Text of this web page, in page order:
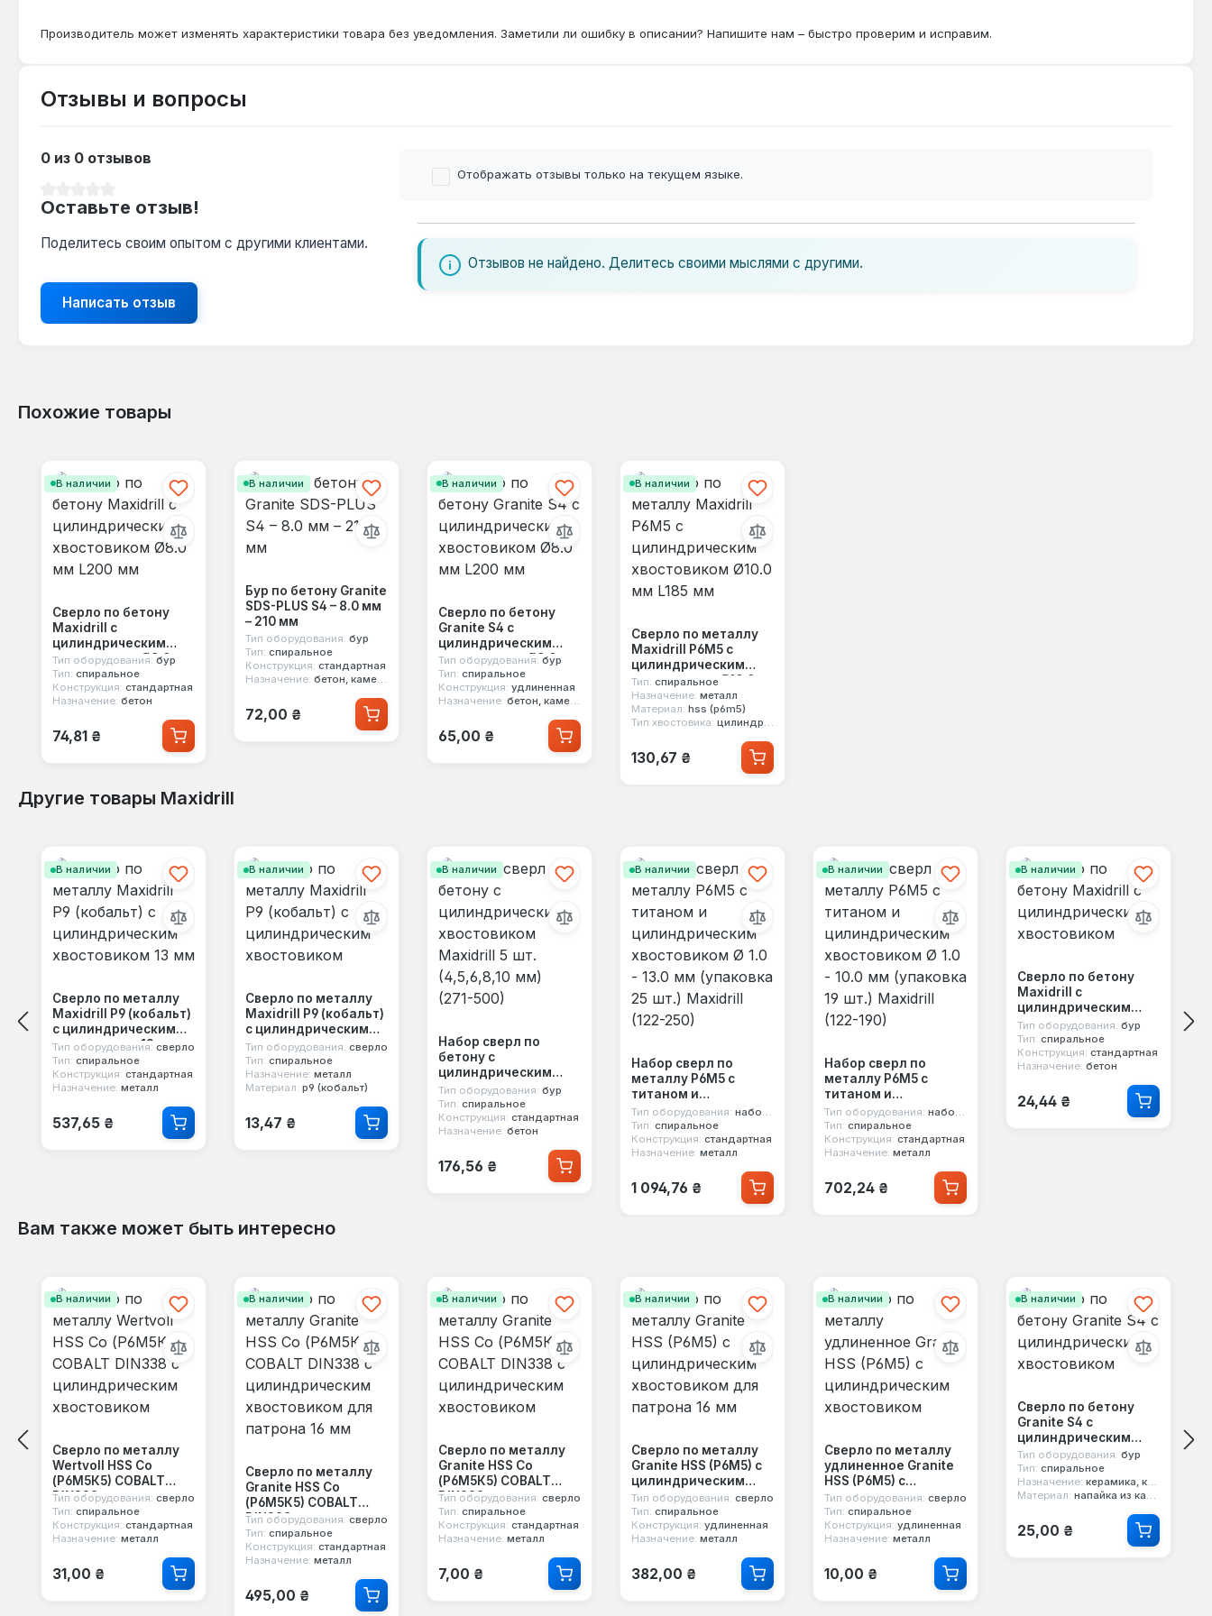
Производитель может изменять характеристики товара без уведомления. Заметили ли ошибку в описании? Напишите нам – быстро проверим и исправим.
Отзывы и вопросы
0 из 0 отзывов
Оставьте отзыв!
Поделитесь своим опытом с другими клиентами.
Написать отзыв
Отображать отзывы только на текущем языке.
Отзывов не найдено. Делитесь своими мыслями с другими.
Похожие товары
В наличии
Сверло по бетону
Maxidrill с
цилиндрическим
хвостовиком Ø8.0 мм
L200 мм
Тип оборудования: бур
Тип: спиральное
Конструкция: стандартная
Назначение: бетон
Обычная цена:
74,81 ₴
В наличии
Бур по бетону Granite
SDS-PLUS S4 – 8.0 мм
– 210 мм
Тип оборудования: бур
Тип: спиральное
Конструкция: стандартная
Назначение: бетон, камень, клинкер, керамика, гранит, мрамор, керамогранит, каменная кладка
Обычная цена:
72,00 ₴
В наличии
Сверло по бетону
Granite S4 с
цилиндрическим
хвостовиком Ø8.0 мм
L200 мм
Тип оборудования: бур
Тип: спиральное
Конструкция: удлиненная
Назначение: бетон, камень, клинкер, керамика, гранит, мрамор, керамогранит, каменная кладка
Обычная цена:
65,00 ₴
В наличии
Сверло по металлу
Maxidrill Р6М5 с
цилиндрическим
хвостовиком Ø10.0
мм L185 мм
Тип: спиральное
Назначение: металл
Материал: hss (p6m5)
Тип хвостовика: цилиндрический
Обычная цена:
130,67 ₴
Другие товары Maxidrill
В наличии
Сверло по металлу
Maxidrill Р9 (кобальт)
с цилиндрическим
хвостовиком 13 мм
Тип оборудования: сверло
Тип: спиральное
Конструкция: стандартная
Назначение: металл
Обычная цена:
537,65 ₴
В наличии
Сверло по металлу
Maxidrill Р9 (кобальт)
с цилиндрическим
хвостовиком
Тип оборудования: сверло
Тип: спиральное
Назначение: металл
Материал: p9 (кобальт)
Обычная цена:
13,47 ₴
В наличии
Набор сверл по
бетону с
цилиндрическим
хвостовиком
Maxidrill 5 шт.
(4,5,6,8,10 мм) (271-
500)
Тип оборудования: бур
Тип: спиральное
Конструкция: стандартная
Назначение: бетон
Обычная цена:
176,56 ₴
В наличии
Набор сверл по
металлу Р6М5 с
титаном и
цилиндрическим
хвостовиком Ø 1.0 -
13.0 мм (упаковка 25
шт.) Maxidrill (122-
Тип оборудования: набор сверл
Тип: спиральное
Конструкция: стандартная
Назначение: металл
Обычная цена:
1 094,76 ₴
В наличии
Набор сверл по
металлу Р6M5 с
титаном и
цилиндрическим
хвостовиком Ø 1.0 -
10.0 мм (упаковка 19
шт.) Maxidrill (122-
Тип оборудования: набор сверл
Тип: спиральное
Конструкция: стандартная
Назначение: металл
Обычная цена:
702,24 ₴
В наличии
Сверло по бетону
Maxidrill с
цилиндрическим
хвостовиком
Тип оборудования: бур
Тип: спиральное
Конструкция: стандартная
Назначение: бетон
Обычная цена:
24,44 ₴
Вам также может быть интересно
В наличии
Сверло по металлу
Wertvoll HSS Co
(Р6М5К5) COBALT
DIN338 с
цилиндрическим
хвостовиком
Тип оборудования: сверло
Тип: спиральное
Конструкция: стандартная
Назначение: металл
Обычная цена:
31,00 ₴
В наличии
Сверло по металлу
Granite HSS Co
(Р6М5К5) COBALT
DIN338 с
цилиндрическим
хвостовиком для
патрона 16 мм
Тип оборудования: сверло
Тип: спиральное
Конструкция: стандартная
Назначение: металл
Обычная цена:
495,00 ₴
В наличии
Сверло по металлу
Granite HSS Co
(Р6М5К5) COBALT
DIN338 с
цилиндрическим
хвостовиком
Тип оборудования: сверло
Тип: спиральное
Конструкция: стандартная
Назначение: металл
Обычная цена:
7,00 ₴
В наличии
Сверло по металлу
Granite HSS (P6M5) с
цилиндрическим
хвостовиком для
патрона 16 мм
Тип оборудования: сверло
Тип: спиральное
Конструкция: удлиненная
Назначение: металл
Обычная цена:
382,00 ₴
В наличии
Сверло по металлу
удлиненное Granite
HSS (P6M5) с
цилиндрическим
хвостовиком
Тип оборудования: сверло
Тип: спиральное
Конструкция: удлиненная
Назначение: металл
Обычная цена:
10,00 ₴
В наличии
Сверло по бетону
Granite S4 с
цилиндрическим
хвостовиком
Тип оборудования: бур
Тип: спиральное
Назначение: керамика, камень, клинкер, гранит, мрамор, керамогранит, каменная кладка, бетон
Материал: напайка из карбида вольфрама
Обычная цена:
25,00 ₴